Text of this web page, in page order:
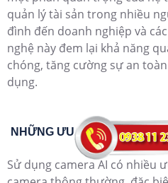
quản lý tài sản trong nhiều
đình đến doanh nghiệp và
nghệ này đem lại khả năng
chóng, tăng cường sự an
dụng.
NHỮNG ƯU ĐIỂM CỦA
Sử dụng camera AI có nhiều